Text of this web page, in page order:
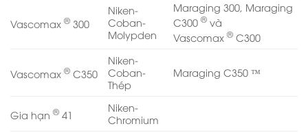
Vascomax ® 300
Niken-
Coban-
Molypden
Maraging 300, Maraging
C300® và
Vascomax® C300
Vascomax ® C350
Niken-
Coban-
Thép
Maraging C350 ™
Gia hạn ® 41
Niken-
Chromium